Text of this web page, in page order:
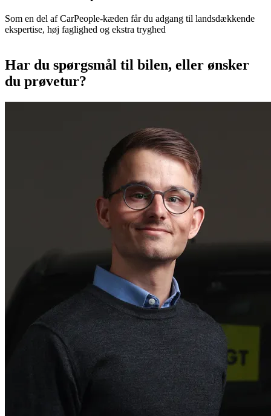
Som en del af CarPeople-kæden får du adgang til landsdækkende
ekspertise, høj faglighed og ekstra tryghed
Har du spørgsmål til bilen, eller ønsker
du prøvetur?